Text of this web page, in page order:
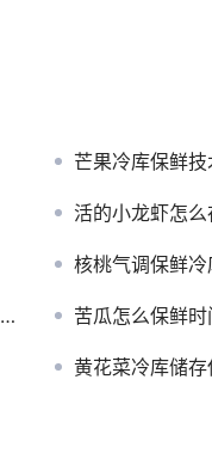
芒果冷库保鲜
活的小龙虾怎么存
核桃气调保鲜
苦瓜怎么保鲜
黄花菜冷库储